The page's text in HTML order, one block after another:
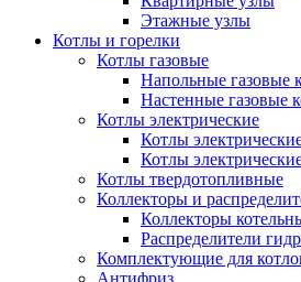
Этажные узлы
Котлы и горелки
Котлы газовые
Напольные газовые
Настенные газовые
Котлы электрические
Котлы
Котлы
Котлы твердотопливные
Коллекторы и
Коллекторы
Распределители
Комплектующие для
Антифриз